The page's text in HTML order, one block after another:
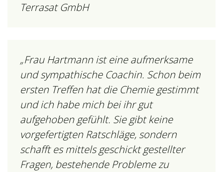
Terrasat GmbH
„Frau Hartmann ist eine aufmerksame
und sympathische Coachin. Schon beim
ersten Treffen hat die Chemie gestimmt
und ich habe mich bei ihr gut
aufgehoben gefühlt. Sie gibt keine
vorgefertigten Ratschläge, sondern
schafft es mittels geschickt gestellter
Fragen, bestehende Probleme zu